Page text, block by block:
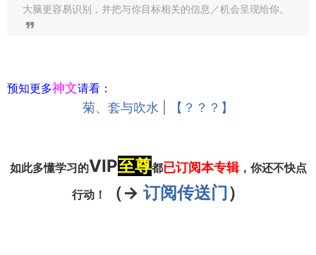
大脑更容易识别，并把与你目标相关的信息／机会呈现给你。
预知更多神文请看：
菊、套与吹水 | 【？？？】
如此多懂学习的VIP至尊都已订阅本专辑，你还不快点
行动！
（-> 订阅传送门）